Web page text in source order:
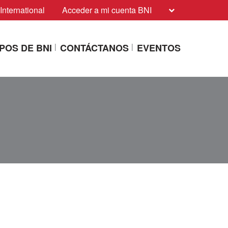
Acceder a mi cuenta BNI
DE BNI CONTÁCTANOS EVENTOS